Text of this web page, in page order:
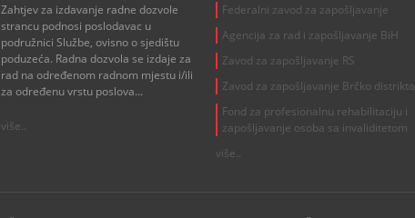
Zahtjev za izdavanje radne dozvole
strancu podnosi poslodavac u
podružnici Službe, ovisno o sjedištu
poduzeća. Radna dozvola se izdaje za
rad na određenom radnom mjestu i/ili
za određenu vrstu poslova...
više..
Federalni zavod za zapošljavanje
Agencija za rad i zapošljavanje BiH
Zavod za zapošljavanje RS
Zavod za zapošljavanje Brčko distrikta
Fond za profesionalnu rehabilitaciju i
zapošljavanje osoba sa invaliditetom
više..